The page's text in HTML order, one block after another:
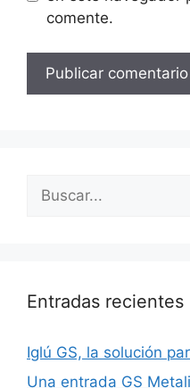
comente.
Entradas recientes
Iglú GS, la solución
Una entrada GS